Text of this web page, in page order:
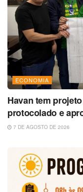
ECONOMIA
Havan tem
protocolado e
7 DE AGOSTO DE 2026